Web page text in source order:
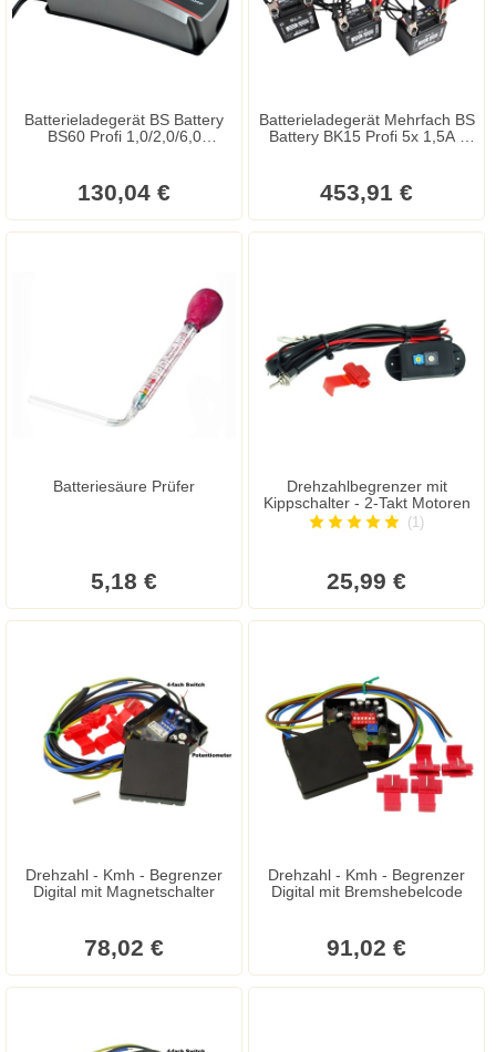
Batterieladegerät BS Battery
BS60 Profi 1,0/2,0/6,0
130,04 €
Batterieladegerät Mehrfach BS
Battery BK15 Profi 5x 1,5A /
453,91 €
Batteriesäure Prüfer
5,18 €
Drehzahlbegrenzer mit
Kippschalter - 2-Takt Motoren
(1)
25,99 €
Drehzahl - Kmh - Begrenzer
Digital mit Magnetschalter
78,02 €
Drehzahl - Kmh - Begrenzer
Digital mit Bremshebelcode
91,02 €